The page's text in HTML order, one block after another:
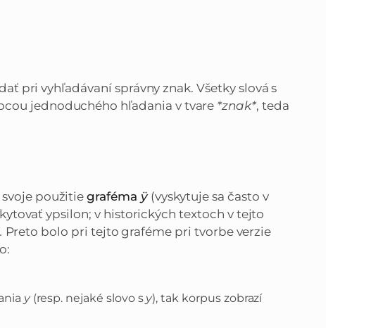
pri vyhľadávaní správny znak. Všetky slová s
jednoduchého hľadania v tvare *znak*, teda
svoje použitiegraféma ÿ(vyskytuje sa často v
ypsilon; v historických textoch v tejto
Preto bolo pri tejto graféme pri tvorbe verzie
y(resp. nejaké slovo s y), tak korpus zobrazí